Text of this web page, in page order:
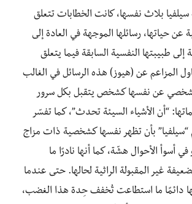
سيلفيا بلاث نفسها، كانت الخطابات تتعلق
عن حياتها، رسائلها الموجهة في العادة إلى
إلى طبيبتها النفسية السابقة فيما يتعلق
المزاعم عن (هيوز) هذه الرسائل في الغالب
عن نفسها كشخص يتقبل بكل سرور
“أن الأشياء السيئة تحدث”، كما تفسّر
“سيلفيا” بأن تظهر نفسها كشخصية ذات مزاج
أسوأ الأحوال هشّة، كما أنها نادرًا ما
غير المقبولة الراثية لحالها. حتى عندما
دائمًا ما استطاعت تُخفف حِدة هذا الغضب،